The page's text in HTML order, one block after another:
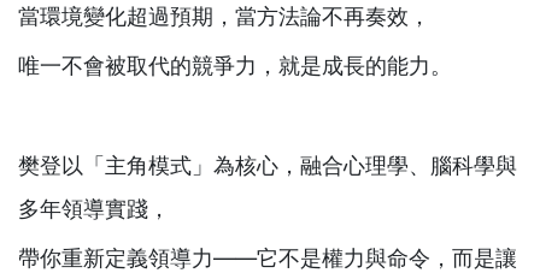
當環境變化超過預期，當方法論不再奏效，
唯一不會被取代的競爭力，就是成長的能力。
樊登以「主角模式」為核心，融合心理學、腦科學與
多年領導實踐，
帶你重新定義領導力——它不是權力與命令，而是讓